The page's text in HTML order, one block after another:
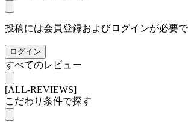
投稿には会員登録およびログインが必要
ログイン
すべてのレビュー
[ALL-REVIEWS]
こだわり条件で探す